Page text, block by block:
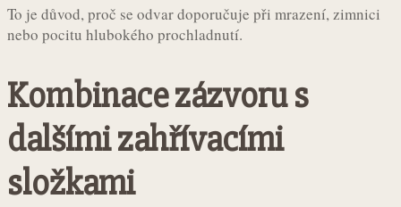
To je důvod, proč se odvar doporučuje při mrazení, zimnici
nebo pocitu hlubokého prochladnutí.
Kombinace zázvoru s
dalšími zahřívacími
složkami